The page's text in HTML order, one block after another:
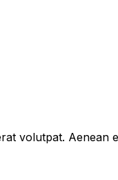
volutpat.